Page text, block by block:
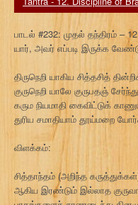
பாடல் #232: முதல் தந்திரம்
யார், அவர் எப்படி இருக்க
திருநெறி யாகிய சித்தசித்
குருநெறி யாலே குருபதஞ் சேர்ந்து
கரும நியமாதி கைவிட்டுக்
துரிய சமாதியாம் தூய்மறை
விளக்கம்:
சித்தாந்தம் (அறிந்த
ஆகிய இரண்டும் இல்லாத